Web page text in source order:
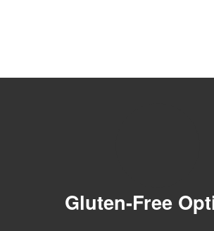
Gluten-Free